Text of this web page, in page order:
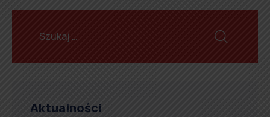
Aktualności